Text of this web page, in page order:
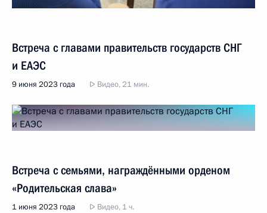
Встреча с главами правительств государств СНГ
и ЕАЭС
9 июня 2023 года Видео, 21 мин.
Встреча с семьями, награждёнными орденом
«Родительская слава»
1 июня 2023 года Видео, 1 ч.